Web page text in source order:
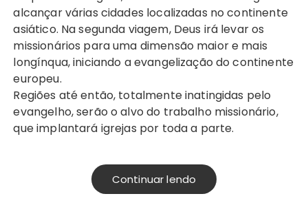
alcançar várias cidades localizadas no continente
asiático. Na segunda viagem, Deus irá levar os
missionários para uma dimensão maior e mais
longínqua, iniciando a evangelização do continente
europeu.
Regiões até então, totalmente inatingidas pelo
evangelho, serão o alvo do trabalho missionário,
que implantará igrejas por toda a parte.
Continuar lendo